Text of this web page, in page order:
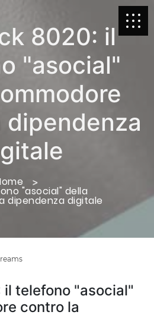
8020: il
"asocial"
"asocial" della
dipendenza digitale
telefono "asocial"
contro la